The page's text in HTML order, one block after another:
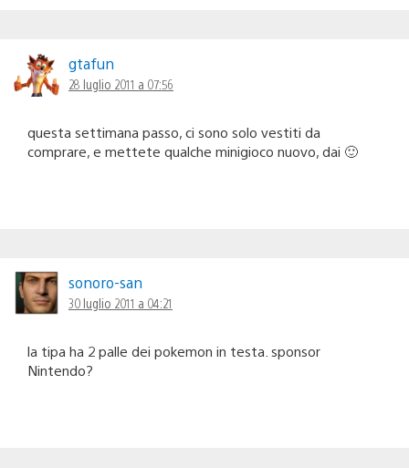
gtafun
28 luglio 2011 a 07:56
questa settimana passo, ci sono solo vestiti da
comprare, e mettete qualche minigioco nuovo, dai 🙂
sonoro-san
30 luglio 2011 a 04:21
la tipa ha 2 palle dei pokemon in testa. sponsor
Nintendo?